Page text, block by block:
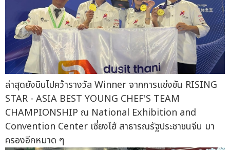
ล่าสุดยังบินไปคว้ารางวัล Winner จากการแข่งขัน RISING
STAR - ASIA BEST YOUNG CHEF'S TEAM
CHAMPIONSHIP ณ National Exhibition and
Convention Center เซี่ยงไฮ้ สาธารณรัฐประชาชนจีน มา
ครองอีกหมาด ๆ